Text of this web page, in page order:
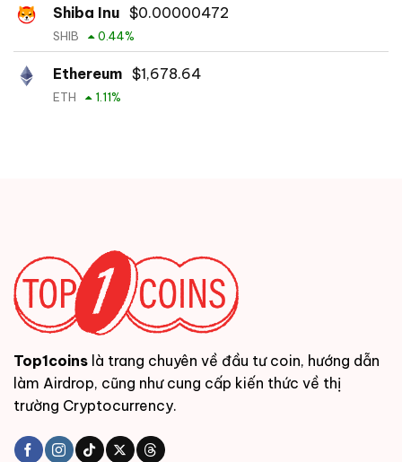
Shiba Inu $0.00000472
SHIB 0.44%
Ethereum $1,678.64
ETH 1.11%
Top1coins là trang chuyên về đầu tư coin, hướng dẫn
làm Airdrop, cũng như cung cấp kiến thức về thị
trường Cryptocurrency.